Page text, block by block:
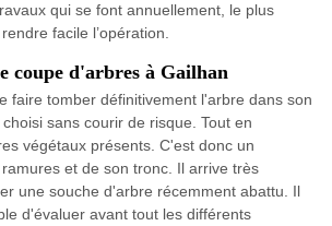
qui se font annuellement, le plus
facile l’opération.
coupe d'arbres à Gailhan
faire tomber définitivement l'arbre dans son
sans courir de risque. Tout en
végétaux présents. C'est donc un
et de son tronc. Il arrive très
une souche d'arbre récemment abattu. Il
d'évaluer avant tout les différents